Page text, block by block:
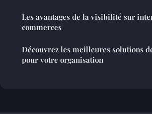
Les avantages de la visibilité sur
commerces
Découvrez les meilleures solutions
pour votre organisation